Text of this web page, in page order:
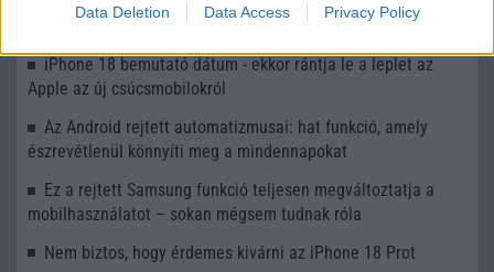
Data Deletion Data Access Privacy Policy
UI 9 frissítésből – itt a lista az érintett modellekről
iPhone 18 bemutató dátum - ekkor rántja le a leplet az
Apple az új csúcsmobilokról
Az Android rejtett automatizmusai: hat funkció, amely
észrevétlenül könnyíti meg a mindennapokat
Ez a rejtett Samsung funkció teljesen megváltoztatja a
mobilhasználatot – sokan mégsem tudnak róla
Nem biztos, hogy érdemes kivárni az iPhone 18 Prot